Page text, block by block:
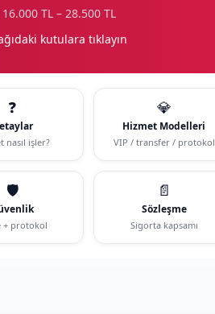
TL – 28.500 TL
kutulara tıklayın
❓
nasıl işler?
💎
Hizmet Modelleri
VIP / transfer / protokol
🛡️
+ protokol
📄
Sözleşme
Sigorta kapsamı